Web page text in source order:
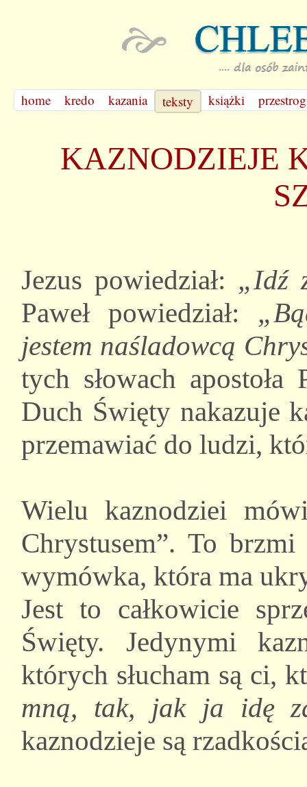
home kredo kazania teksty książki
KAZNODZIEJE
Jezus powiedział: „Idź
Paweł powiedział:
jestem naśladowcą
tych słowach
Duch Święty nakazuje
przemawiać do ludzi,
Wielu kaznodziei
Chrystusem”. To
wymówka, która ma
Jest to całkowicie
Święty. Jedynymi
których słucham są ci,
mną, tak, jak ja idę
kaznodzieje są